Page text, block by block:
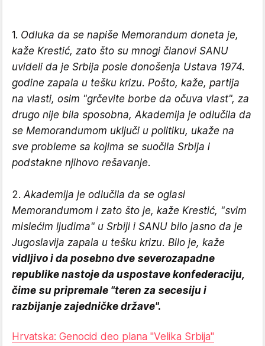
1. Odluka da se napiše Memorandum doneta je,
kaže Krestić, zato što su mnogi članovi SANU
uvideli da je Srbija posle donošenja Ustava 1974.
godine zapala u tešku krizu. Pošto, kaže, partija
na vlasti, osim "grčevite borbe da očuva vlast", za
drugo nije bila sposobna, Akademija je odlučila da
se Memorandumom uključi u politiku, ukaže na
sve probleme sa kojima se suočila Srbija i
podstakne njihovo rešavanje.
2. Akademija je odlučila da se oglasi
Memorandumom i zato što je, kaže Krestić, "svim
mislećim ljudima" u Srbiji i SANU bilo jasno da je
Jugoslavija zapala u tešku krizu. Bilo je, kaže
vidljivo i da posebno dve severozapadne
republike nastoje da uspostave konfederaciju,
čime su pripremale "teren za secesiju i
razbijanje zajedničke države".
Hrvatska: Genocid deo plana "Velika Srbija"